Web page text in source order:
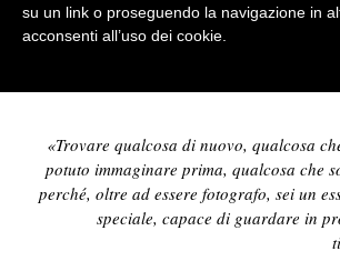
CAMILLA VOLPE
«Trovare qualcosa di nuovo, qualcosa
potuto immaginare prima, qualcosa che
perché, oltre ad essere fotografo, sei un
speciale, capace di guardare in
su un link o proseguendo la navigazione in
acconsenti all’uso dei cookie.